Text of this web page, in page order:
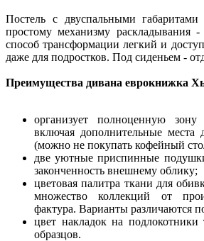
Постель с двуспальными габаритами
простому механизму раскладывания
способ трансформации легкий и
даже для подростков. Под сиденьем -
Преимущества дивана еврокнижка
организует полноценную
включая дополнительные места
(можно не покупать кофейный
две уютные приспинные
законченность внешнему облику;
цветовая палитра ткани для
множество коллекций от
фактура. Варианты различаются
цвет накладок на
образцов.